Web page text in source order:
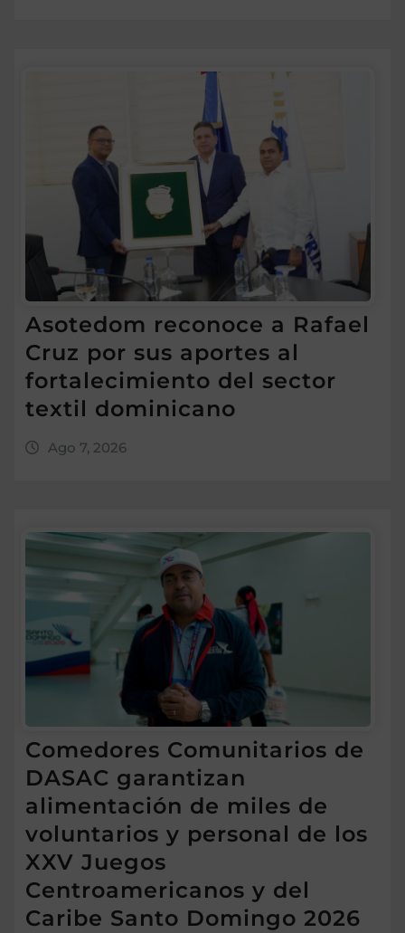
Asotedom reconoce a Rafael
Cruz por sus aportes al
fortalecimiento del sector
textil dominicano
Ago 7, 2026
Comedores Comunitarios de
DASAC garantizan
alimentación de miles de
voluntarios y personal de los
XXV Juegos
Centroamericanos y del
Caribe Santo Domingo 2026